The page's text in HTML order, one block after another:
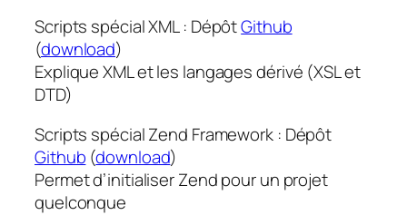
Scripts spécial XML : DépôtGithub
(download)
Explique XML et les langages dérivé (XSL et
DTD)
Scripts spécial Zend Framework : Dépôt
Github (download)
Permet d’initialiser Zend pour un projet
quelconque